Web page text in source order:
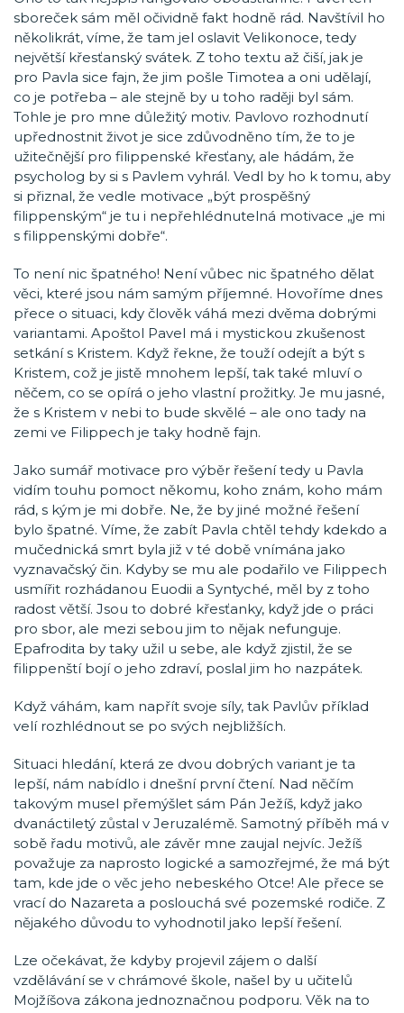
sboreček sám měl očividně fakt hodně rád. Navštívil ho
několikrát, víme, že tam jel oslavit Velikonoce, tedy
největší křesťanský svátek. Z toho textu až čiší, jak je
pro Pavla sice fajn, že jim pošle Timotea a oni udělají,
co je potřeba – ale stejně by u toho raději byl sám.
Tohle je pro mne důležitý motiv. Pavlovo rozhodnutí
upřednostnit život je sice zdůvodněno tím, že to je
užitečnější pro filippenské křesťany, ale hádám, že
psycholog by si s Pavlem vyhrál. Vedl by ho k tomu, aby
si přiznal, že vedle motivace „být prospěšný
filippenským“ je tu i nepřehlédnutelná motivace „je mi
s filippenskými dobře“.
To není nic špatného! Není vůbec nic špatného dělat
věci, které jsou nám samým příjemné. Hovoříme dnes
přece o situaci, kdy člověk váhá mezi dvěma dobrými
variantami. Apoštol Pavel má i mystickou zkušenost
setkání s Kristem. Když řekne, že touží odejít a být s
Kristem, což je jistě mnohem lepší, tak také mluví o
něčem, co se opírá o jeho vlastní prožitky. Je mu jasné,
že s Kristem v nebi to bude skvělé – ale ono tady na
zemi ve Filippech je taky hodně fajn.
Jako sumář motivace pro výběr řešení tedy u Pavla
vidím touhu pomoct někomu, koho znám, koho mám
rád, s kým je mi dobře. Ne, že by jiné možné řešení
bylo špatné. Víme, že zabít Pavla chtěl tehdy kdekdo a
mučednická smrt byla již v té době vnímána jako
vyznavačský čin. Kdyby se mu ale podařilo ve Filippech
usmířit rozhádanou Euodii a Syntyché, měl by z toho
radost větší. Jsou to dobré křesťanky, když jde o práci
pro sbor, ale mezi sebou jim to nějak nefunguje.
Epafrodita by taky užil u sebe, ale když zjistil, že se
filippenští bojí o jeho zdraví, poslal jim ho nazpátek.
Když váhám, kam napřít svoje síly, tak Pavlův příklad
velí rozhlédnout se po svých nejbližších.
Situaci hledání, která ze dvou dobrých variant je ta
lepší, nám nabídlo i dnešní první čtení. Nad něčím
takovým musel přemýšlet sám Pán Ježíš, když jako
dvanáctiletý zůstal v Jeruzalémě. Samotný příběh má v
sobě řadu motivů, ale závěr mne zaujal nejvíc. Ježíš
považuje za naprosto logické a samozřejmé, že má být
tam, kde jde o věc jeho nebeského Otce! Ale přece se
vrací do Nazareta a poslouchá své pozemské rodiče. Z
nějakého důvodu to vyhodnotil jako lepší řešení.
Lze očekávat, že kdyby projevil zájem o další
vzdělávání se v chrámové škole, našel by u učitelů
Mojžíšova zákona jednoznačnou podporu. Věk na to